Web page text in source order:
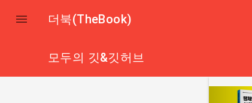
 더북(TheBook)
모두의 깃&깃허브
p